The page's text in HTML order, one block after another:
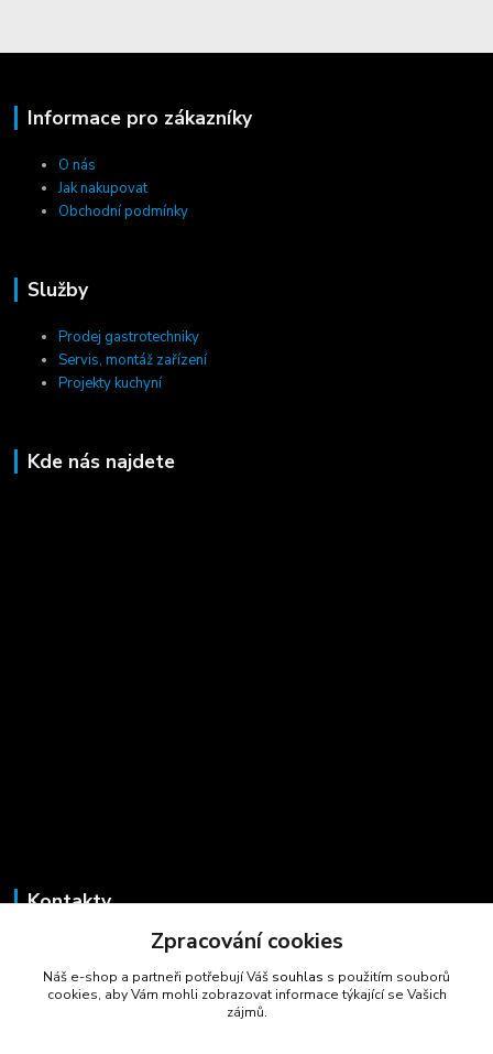
Informace pro zákazníky
O nás
Jak nakupovat
Obchodní podmínky
Služby
Prodej gastrotechniky
Servis, montáž zařízení
Projekty kuchyní
Kde nás najdete
Kontakty
+420 723 725 881
(Po-Pá, 8-16 hod.)
Zpracování cookies
Náš e-shop a partneři potřebují Váš souhlas s použitím souborů
cookies, aby Vám mohli zobrazovat informace týkající se Vašich
zájmů.